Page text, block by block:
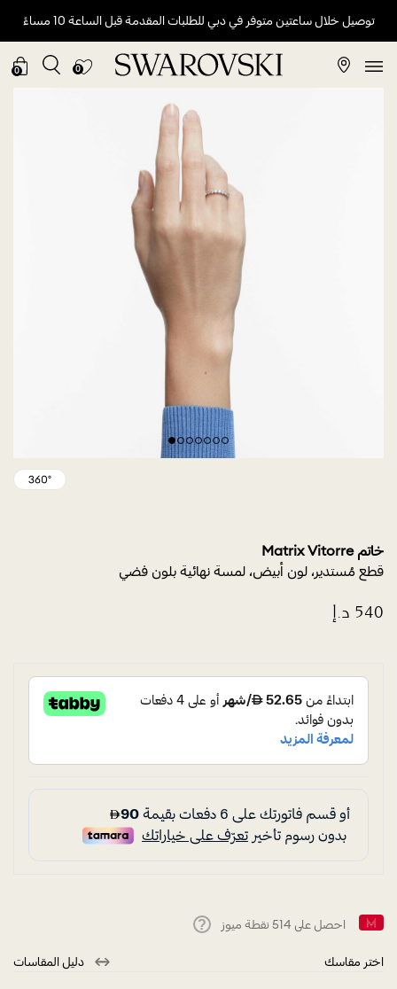
توصيل خلال ساعتين متوفر في دبي للطلبات المقدمة قبل الساعة 10 مساءً
0
0
خاتم Matrix Vitorre
قطع مُستدير، لون أبيض، لمسة نهائية بلون فضي
احصل على 514 نقطة ميوز
اختر مقاسك
دليل المقاسات